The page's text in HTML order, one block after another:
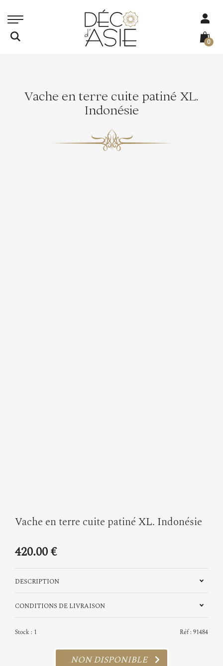
0
Vache en terre cuite patiné XL.
Indonésie
Vache en terre cuite patiné XL. Indonésie
420.00 €
DESCRIPTION
CONDITIONS DE LIVRAISON
Stock : 1 Réf : 91484
NON DISPONIBLE